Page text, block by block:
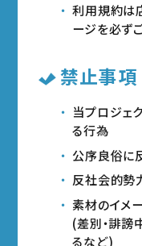
利用規約は
ージを必ず
禁止事項
当プロジェ
る行為
公序良俗に
反社会的勢
素材のイメ
(差別・誹謗
るなど)